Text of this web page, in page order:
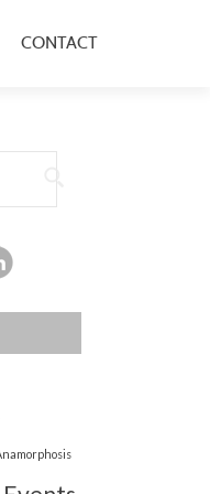
CONTACT